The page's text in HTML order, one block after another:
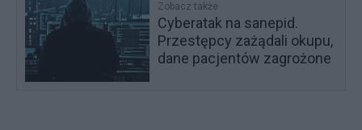
Zobacz także
Cyberatak na sanepid.
Przestępcy zażądali okupu,
dane pacjentów zagrożone